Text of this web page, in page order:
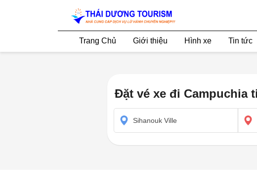
Trang Chủ Giới thiệu Hình xe Tin tức
Đặt vé xe đi Campuchia
Sihanouk Ville